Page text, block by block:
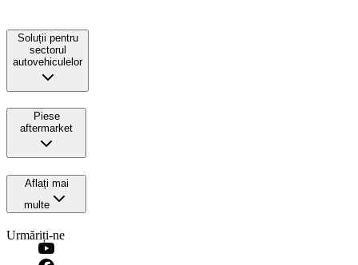
Soluții pentru
sectorul
autovehiculelor
Piese
aftermarket
Aflați mai
multe
Urmăriți-ne